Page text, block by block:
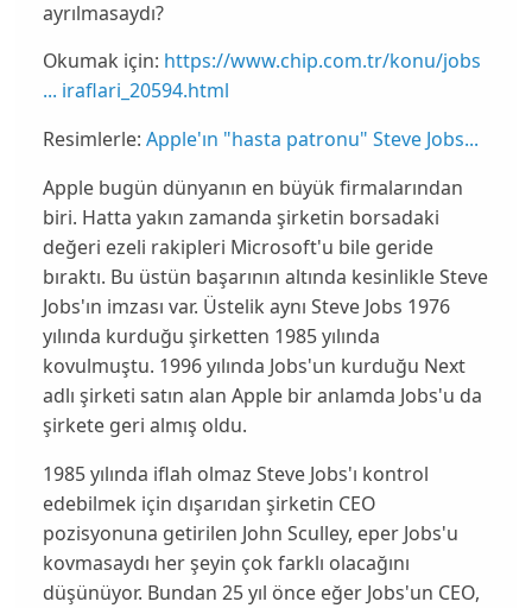
ayrılmasaydı?
Okumak için: https://www.chip.com.tr/konu/jobs
... iraflari_20594.html
Resimlerle: Apple'ın "hasta patronu" Steve Jobs...
Apple bugün dünyanın en büyük firmalarından
biri. Hatta yakın zamanda şirketin borsadaki
değeri ezeli rakipleri Microsoft'u bile geride
bıraktı. Bu üstün başarının altında kesinlikleSteve
Jobs'ın imzası var. Üstelik aynı Steve Jobs 1976
yılında kurduğu şirketten 1985 yılında
kovulmuştu. 1996 yılında Jobs'un kurduğu Next
adlı şirketi satın alan Apple bir anlamda Jobs'u da
şirkete geri almış oldu.
1985 yılında iflah olmaz Steve Jobs'ı kontrol
edebilmek için dışarıdan şirketin CEO
pozisyonuna getirilen John Sculley, eper Jobs'u
kovmasaydı her şeyin çok farklı olacağını
düşünüyor. Bundan 25 yıl önce eğerJobs'un CEO,